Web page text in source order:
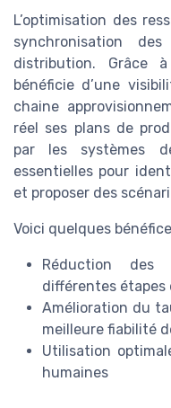
L’optimisation des
synchronisation
distribution. Grâce
bénéficie d’une
chaine
réel ses plans de
par les systèmes
essentielles pour
et proposer des
Voici quelques
Réduction
différentes étapes
Amélioration du
meilleure fiabilité
Utilisation
humaines